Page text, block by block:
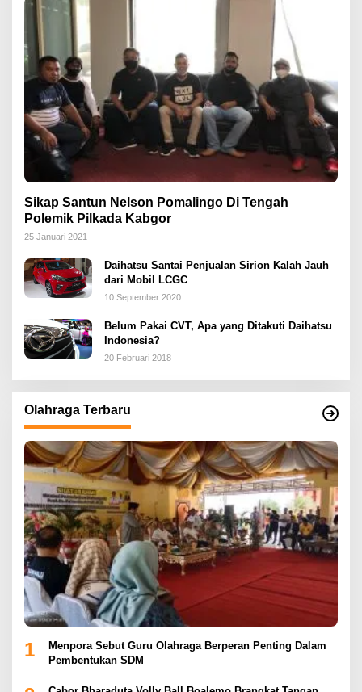
Sikap Santun Nelson Pomalingo Di Tengah
Polemik Pilkada Kabgor
25 Januari 2021
Daihatsu Santai Penjualan Sirion Kalah Jauh
dari Mobil LCGC
10 September 2020
Belum Pakai CVT, Apa yang Ditakuti Daihatsu
Indonesia?
20 Februari 2018
Olahraga Terbaru
1
Menpora Sebut Guru Olahraga Berperan Penting Dalam
Pembentukan SDM